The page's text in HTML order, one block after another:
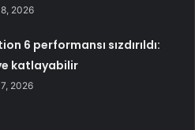
2026
6 performansı sızdırıldı:
katlayabilir
2026